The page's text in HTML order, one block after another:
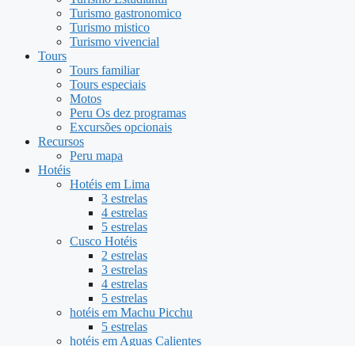
Turismo gastronomico
Turismo mistico
Turismo vivencial
Tours
Tours familiar
Tours especiais
Motos
Peru Os dez programas
Excursões opcionais
Recursos
Peru mapa
Hotéis
Hotéis em Lima
3 estrelas
4 estrelas
5 estrelas
Cusco Hotéis
2 estrelas
3 estrelas
4 estrelas
5 estrelas
hotéis em Machu Picchu
5 estrelas
hotéis em Aguas Calientes